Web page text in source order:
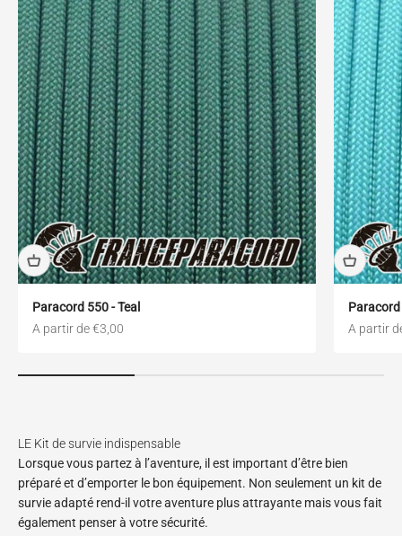
Paracord 550 - Teal
Prix de vente
A partir de €3,00
Paracord
Prix de
A partir
Lorsque vous partez à l’aventure, il est important d’être bien
préparé et d’emporter le bon équipement. Non seulement un kit de
survie adapté rend-il votre aventure plus attrayante mais vous fait
également penser à votre sécurité.